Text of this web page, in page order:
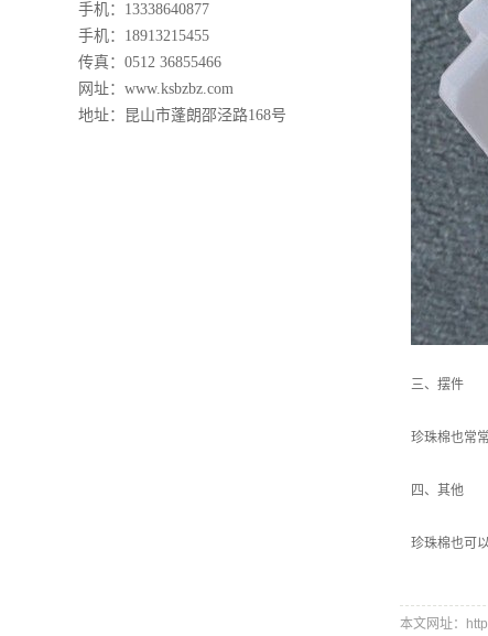
手机：13338640877
手机： 18913215455
传真：0512 36855466
网址：www.ksbzbz.com
地址：
昆山市蓬朗邵泾路168号
三、摆件
珍珠棉也常
四、其他
珍珠棉也可
本文网址：